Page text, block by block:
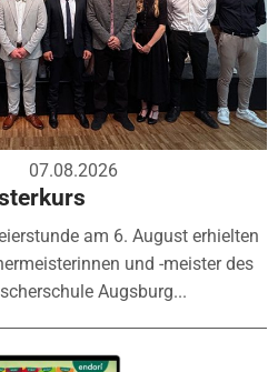
07.08.2026
am 6. August erhielten
und -meister des
Augsburg...